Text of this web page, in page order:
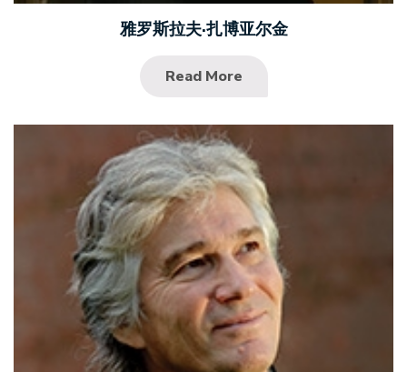
雅罗斯拉夫·扎博亚尔金
Read More